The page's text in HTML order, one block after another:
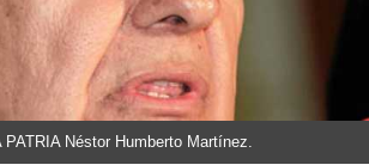
PATRIA Néstor Humberto Martínez.